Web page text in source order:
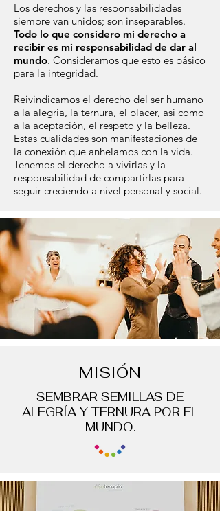
Los derechos y las responsabilidades
siempre van unidos; son inseparables.
Todo lo que considero mi derecho a
recibir es mi responsabilidad de dar al
mundo. Consideramos que esto es básico
para la integridad.
Reivindicamos el derecho del ser humano
a la alegría, la ternura, el placer, así como
a la aceptación, el respeto y la belleza.
Estas cualidades son manifestaciones de
la conexión que anhelamos con la vida.
Tenemos el derecho a vivirlas y la
responsabilidad de compartirlas para
seguir creciendo a nivel personal y social.
MISIÓN
SEMBRAR SEMILLAS DE
ALEGRÍA Y TERNURA POR EL
MUNDO.